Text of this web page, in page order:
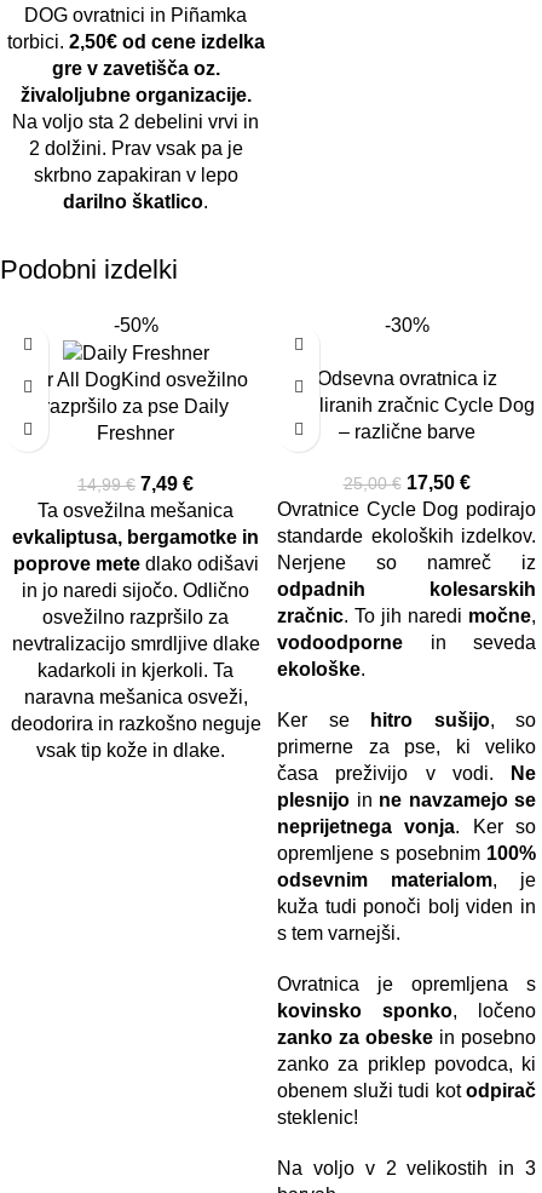
DOG ovratnici in Piñamka
torbici. 2,50€ od cene izdelka
gre v zavetišča oz.
živaloljubne organizacije.
Na voljo sta 2 debelini vrvi in
2 dolžini. Prav vsak pa je
skrbno zapakiran v lepo
darilno škatlico.
Podobni izdelki
-50%
For All DogKind osvežilno
razpršilo za pse Daily
Freshner
14,99€ 7,49 €
Ta osvežilna mešanica
evkaliptusa, bergamotke in
poprove metedlako odišavi
in jo naredi sijočo. Odlično
osvežilno razpršilo za
nevtralizacijo smrdljive dlake
kadarkoli in kjerkoli. Ta
naravna mešanica osveži,
deodorira in razkošno neguje
vsak tip kože in dlake.
-30%
Odsevna ovratnica iz
recikliranih zračnic Cycle Dog
– različne barve
25,00€ 17,50 €
Ovratnice Cycle Dog podirajo
standarde ekoloških izdelkov.
Nerjene so namreč iz
odpadnih kolesarskih
zračnic. To jih naredi močne,
vodoodporne in seveda
ekološke.
Ker se hitro sušijo, so
primerne za pse, ki veliko
časa preživijo v vodi.
Ne
plesnijo in ne navzamejo se
neprijetnega vonja. Ker so
opremljene s posebnim 100%
odsevnim materialom, je
kuža tudi ponoči bolj viden in
s tem varnejši.
Ovratnica je opremljena s
kovinsko sponko, ločeno
zanko za obeske in posebno
zanko za priklep povodca, ki
obenem služi tudi kotodpirač
steklenic!
Na voljo v 2 velikostih in 3